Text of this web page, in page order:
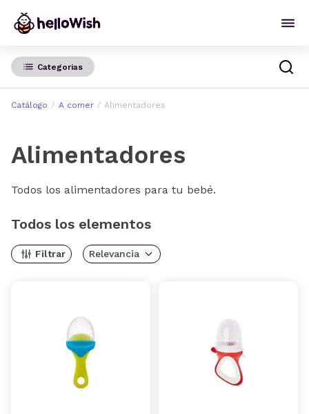
Categorias
Catálogo A comer Alimentadores
Alimentadores
Todos los alimentadores para tu bebé.
Todos los elementos
Filtrar Relevancia